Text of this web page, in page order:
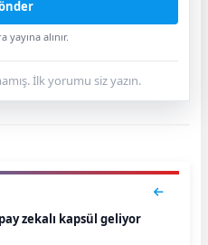
alınır.
İlk yorumu siz yazın.
zekalı kapsül geliyor